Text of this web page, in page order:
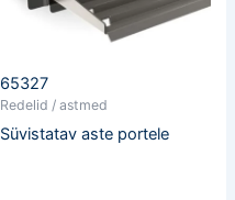
65327
Redelid / astmed
Süvistatav aste portele